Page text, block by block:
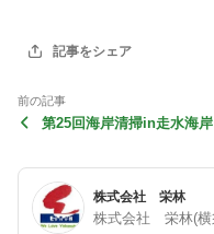
記事をシェア
前の記事
第25回海岸清掃in走水海岸
株式会社 栄林